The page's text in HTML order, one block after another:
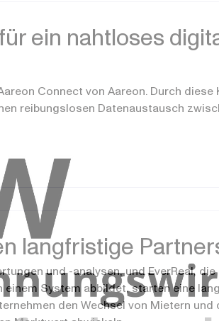
ein nahtloses
Connect von Aareon. Durch
reibungslosen Datenaustausch
langfristige
und -analysen, und EverReal,
System abbildet, starten eine
den Wechsel von Mietern und